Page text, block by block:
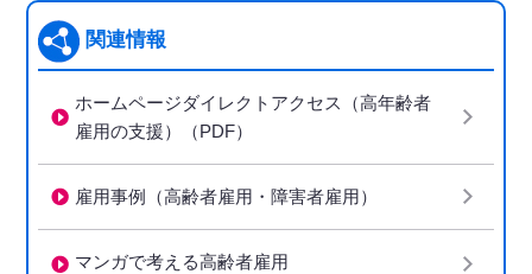
関連情報
ホームページダイレクトアクセス（高年齢者
雇用の支援）（PDF）
雇用事例（高齢者雇用・障害者雇用）
マンガで考える高齢者雇用